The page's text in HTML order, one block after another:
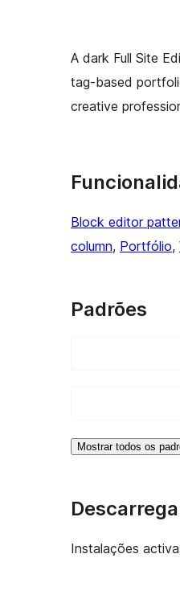
A dark Full Site
tag-based
creative
Block editor
column, Portfólio,
Padrões
Mostrar todos os
Instalações